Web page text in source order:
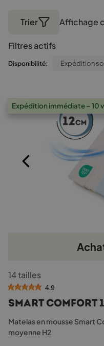
Trier Affichage
Filtres actifs
Disponibilité: Expédition
Expédition immédiate – 10
produit
a
plusieurs
variations.
Les
options
14 tailles
4.9
Smart Comfort
Matelas en mousse Smart
moyenne H2